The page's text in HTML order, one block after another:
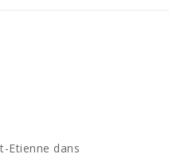
Etienne dans